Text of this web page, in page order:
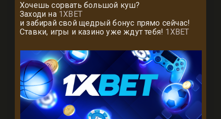
Хочешь сорвать большой куш?
Заходи на 1XBET
и забирай свой щедрый бонус прямо сейчас!
Ставки, игры и казино уже ждут тебя! 1XBET